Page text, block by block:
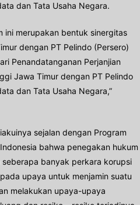
dan Tata Usaha Negara.
ini merupakan bentuk sinergitas
dengan PT Pelindo (Persero)
Penandatanganan Perjanjian
Jawa Timur dengan PT Pelindo
dan Tata Usaha Negara,”
sejalan dengan Program
bahwa penegakan hukum
banyak perkara korupsi
upaya untuk menjamin suatu
melakukan upaya-upaya